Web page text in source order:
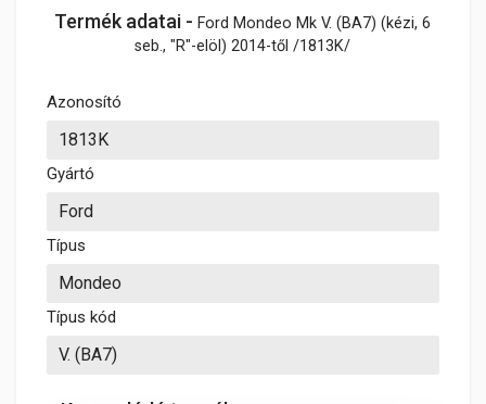
Termék adatai -Ford Mondeo Mk V. (BA7) (kézi, 6
seb., "R"-elöl) 2014-től /1813K/
Azonosító
Gyártó
Típus
Típus kód